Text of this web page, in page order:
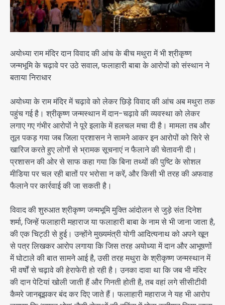
अयोध्या राम मंदिर दान विवाद की आंच के बीच मथुरा में भी श्रीकृष्ण
जन्मभूमि के चढ़ावे पर उठे सवाल, फलाहारी बाबा के आरोपों को संस्थान ने
बताया निराधार
अयोध्या के राम मंदिर में चढ़ावे को लेकर छिड़े विवाद की आंच अब मथुरा तक
पहुंच गई है। श्रीकृष्ण जन्मस्थान में दान-चढ़ावे की व्यवस्था को लेकर
लगाए गए गंभीर आरोपों ने पूरे इलाके में हलचल मचा दी है। मामला तब और
तूल पकड़ गया जब जिला प्रशासन ने सामने आकर इन आरोपों को सिरे से
खारिज करते हुए लोगों से भ्रामक सूचनाएं न फैलाने की चेतावनी दी।
प्रशासन की ओर से साफ कहा गया कि बिना तथ्यों की पुष्टि के सोशल
मीडिया पर चल रही बातों पर भरोसा न करें, और किसी भी तरह की अफवाह
फैलाने पर कार्रवाई की जा सकती है।
विवाद की शुरुआत श्रीकृष्ण जन्मभूमि मुक्ति आंदोलन से जुड़े संत दिनेश
शर्मा, जिन्हें फलाहारी महाराज या फलाहारी बाबा के नाम से भी जाना जाता है,
की एक चिट्ठी से हुई। उन्होंने मुख्यमंत्री योगी आदित्यनाथ को अपने खून
से पत्र लिखकर आरोप लगाया कि जिस तरह अयोध्या में दान और आभूषणों
में घोटाले की बात सामने आई है, उसी तरह मथुरा के श्रीकृष्ण जन्मस्थान में
भी वर्षों से चढ़ावे की हेराफेरी हो रही है। उनका दावा था कि जब भी मंदिर
की दान पेटियां खोली जाती हैं और गिनती होती है, तब वहां लगे सीसीटीवी
कैमरे जानबूझकर बंद कर दिए जाते हैं। फलाहारी महाराज ने यह भी आरोप